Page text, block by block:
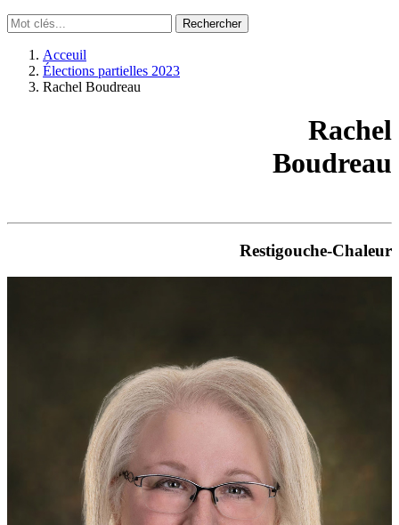
Acceuil
Élections partielles 2023
Rachel Boudreau
Rachel
Boudreau
Restigouche-Chaleur